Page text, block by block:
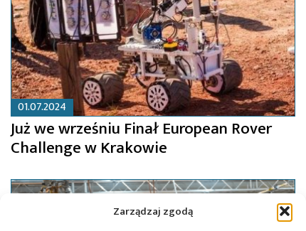
Zarządzaj zgodą
01.07.2024
Już we wrześniu Finał European Rover
Challenge w Krakowie